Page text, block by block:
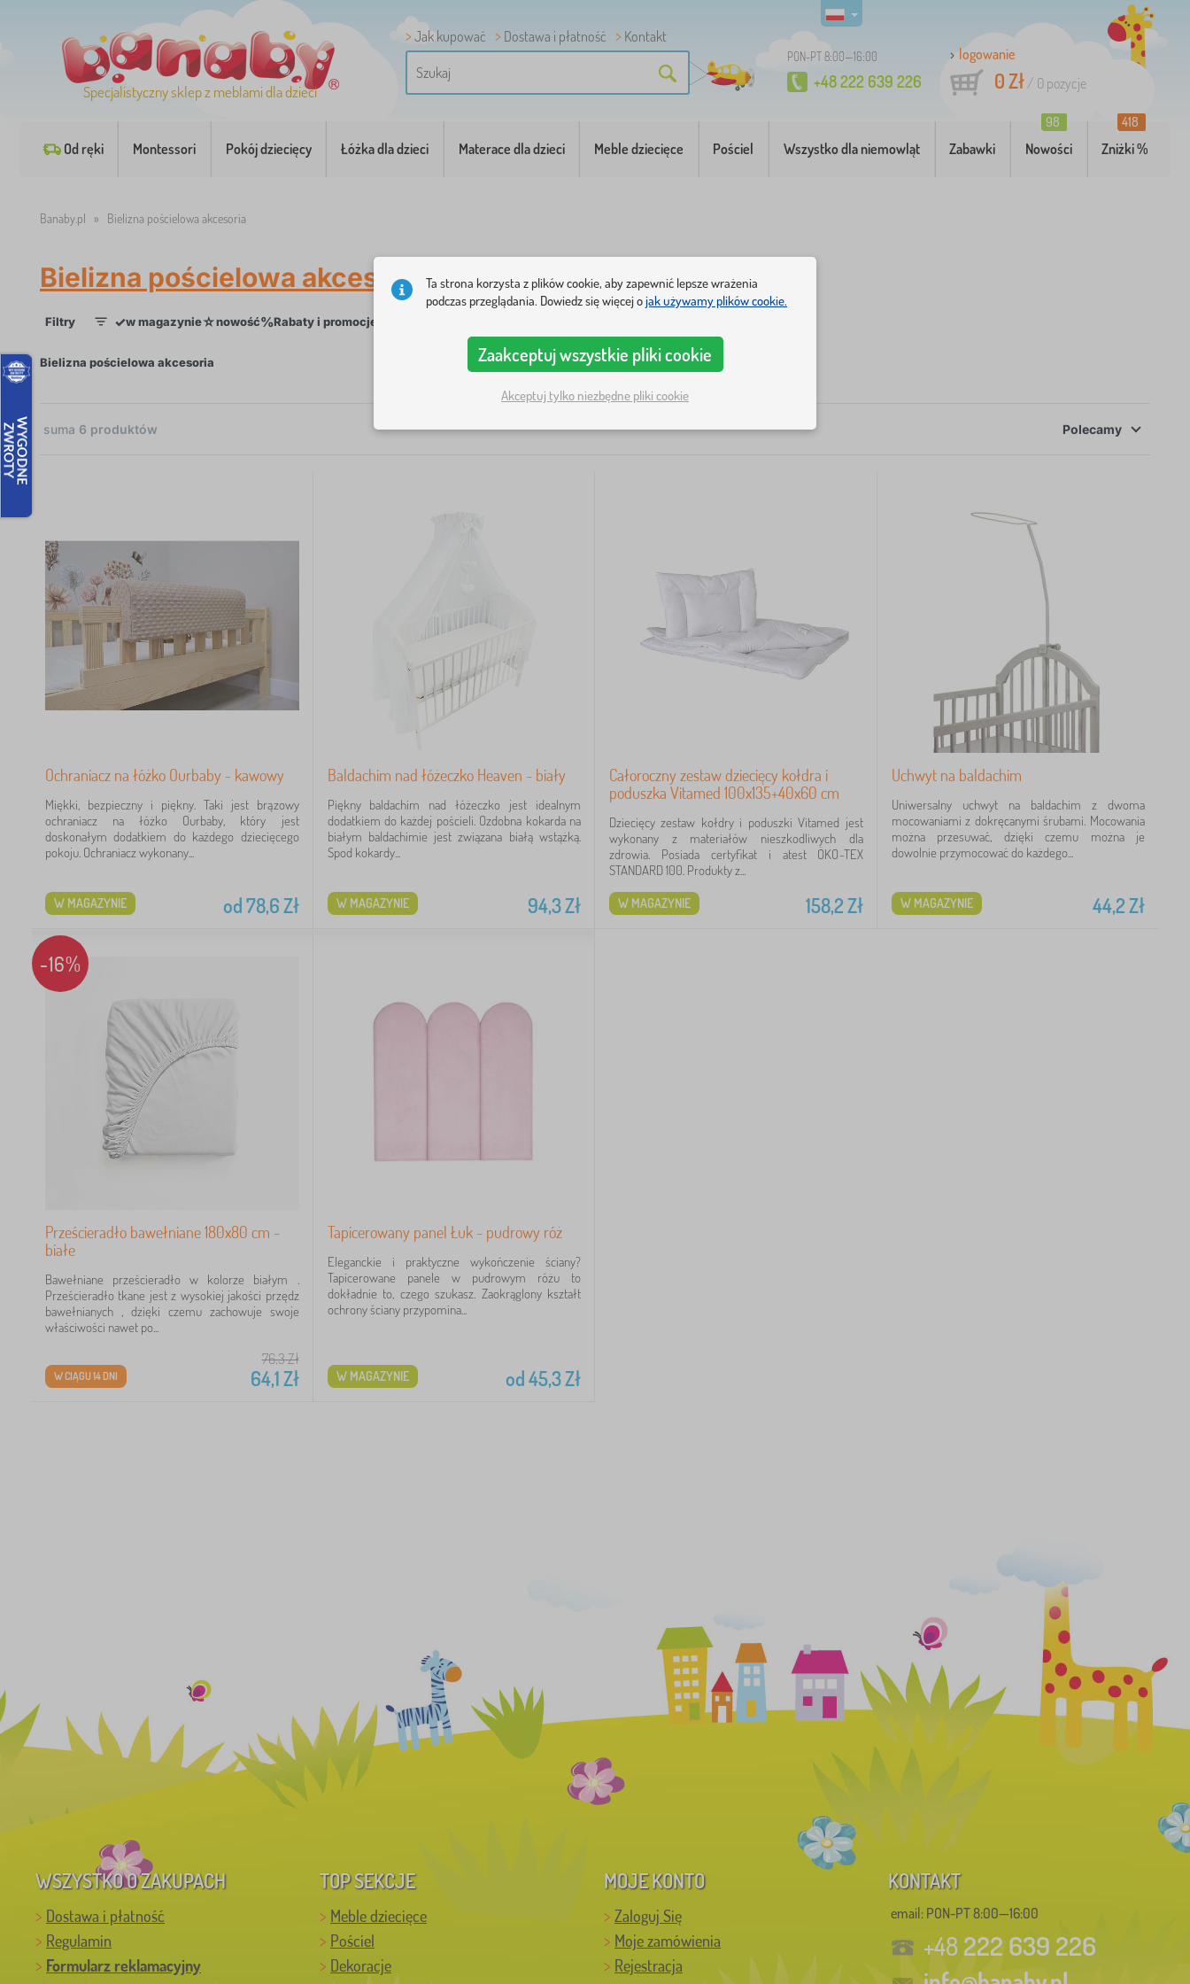
Specjalistyczny sklep z meblami dla dzieci
Jak kupować Dostawa i płatność Kontakt
PON-PT 8:00—16:00
+48 222 639 226
logowanie
0 Zł/ 0 pozycje
Od ręki Montessori Pokój dziecięcy Łóżka dla dzieci Materace dla dzieci Meble dziecięce Pościel Wszystko dla niemowląt Zabawki Nowości
98
Zniżki %
418
Banaby.pl » Bielizna pościelowa akcesoria
Bielizna pościelowa akcesoria
Filtry ✓w magazynie☆nowość%Rabaty i promocje
2
Bielizna pościelowa akcesoria
suma 6 produktów
Ochraniacz na łóżko Ourbaby - kawowy
Miękki, bezpieczny i piękny. Taki jest brązowy
ochraniacz na łóżko Ourbaby, który jest
doskonałym dodatkiem do każdego dziecięcego
pokoju. Ochraniacz wykonany...
od78,6 Zł
W MAGAZYNIE
Baldachim nad łóżeczko Heaven - biały
Piękny baldachim nad łóżeczko jest idealnym
dodatkiem do każdej pościeli. Ozdobna kokarda na
białym baldachimie jest związana białą wstążką.
Spod kokardy...
94,3Zł
W MAGAZYNIE
Całoroczny zestaw dziecięcy kołdra i
poduszka Vitamed 100x135+40x60 cm
Dziecięcy zestaw kołdry i poduszki Vitamed jest
wykonany z materiałów nieszkodliwych dla
zdrowia. Posiada certyfikat i atest ÖKO-TEX
STANDARD 100. Produkty z...
158,2 Zł
W MAGAZYNIE
Uchwyt na baldachim
Uniwersalny uchwyt na baldachim z dwoma
mocowaniami z dokręcanymi śrubami. Mocowania
można przesuwać, dzięki czemu można je
dowolnie przymocować do każdego...
44,2 Zł
W MAGAZYNIE
-16%
Prześcieradło bawełniane 180x80 cm -
białe
Bawełniane prześcieradło w kolorze białym .
Prześcieradło tkane jest z wysokiej jakości przędz
bawełnianych , dzięki czemu zachowuje swoje
właściwości nawet po...
76,3Zł
64,1Zł
W CIĄGU 14 DNI
Tapicerowany panel Łuk - pudrowy róż
Eleganckie i praktyczne wykończenie ściany?
Tapicerowane panele w pudrowym różu to
dokładnie to, czego szukasz. Zaokrąglony kształt
ochrony ściany przypomina...
od45,3Zł
W MAGAZYNIE
WSZYSTKO O ZAKUPACH
Dostawa i płatność
Regulamin
Formularz reklamacyjny
TOP SEKCJE
Meble dziecięce
Pościel
Dekoracje
MOJE KONTO
Zaloguj Się
Moje zamówienia
Rejestracja
KONTAKT
email: PON-PT 8:00—16:00
+48222 639 226
Ta strona korzysta z plików cookie, aby zapewnić lepsze wrażenia
podczas przeglądania. Dowiedz się więcej ojak używamy plików cookie.
Zaakceptuj wszystkie pliki cookie
Akceptuj tylko niezbędne pliki cookie